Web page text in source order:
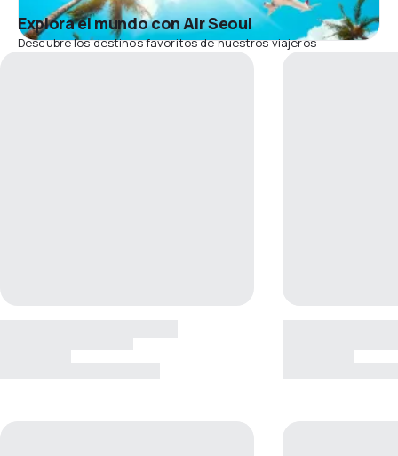
Explora el mundo con Air Seoul
Descubre los destinos favoritos de nuestros viajeros